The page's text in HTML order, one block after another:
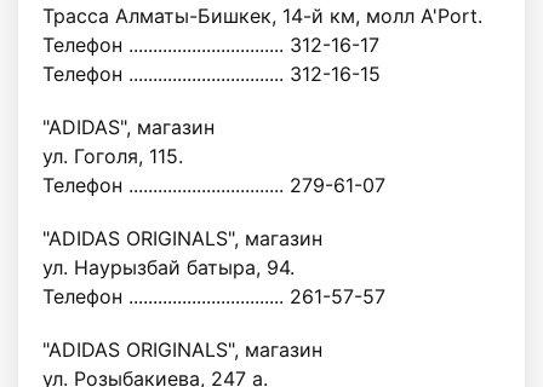
Трасса Алматы-Бишкек, 14-й км, молл A'Port.
Телефон ................................ 312-16-17
Телефон ................................ 312-16-15
"ADIDAS", магазин
ул. Гоголя, 115.
Телефон ................................ 279-61-07
"ADIDAS ORIGINALS", магазин
ул. Наурызбай батыра, 94.
Телефон ................................ 261-57-57
"ADIDAS ORIGINALS", магазин
ул. Розыбакиева, 247 а.